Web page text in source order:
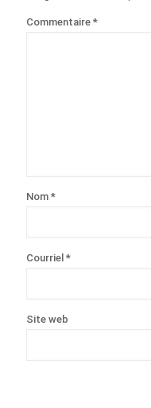
Commentaire *
Nom *
Courriel *
Site web